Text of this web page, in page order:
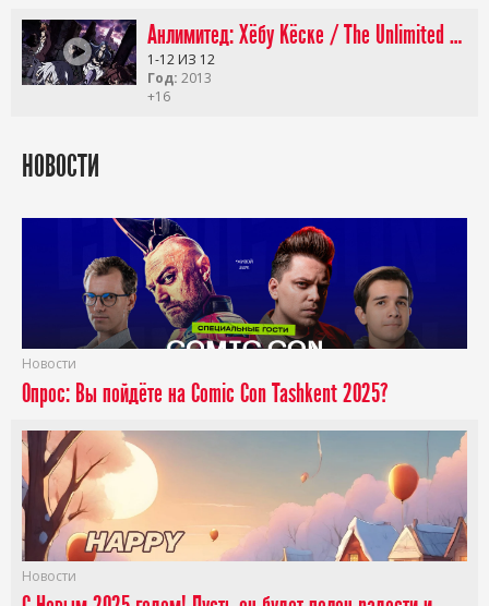
Анлимитед: Хёбу Кёске / The Unlimited – Hyoubu Kyousuke
1-12 ИЗ 12
Год: 2013
+16
НОВОСТИ
Новости
Опрос: Вы пойдёте на Comic Con Tashkent 2025?
Новости